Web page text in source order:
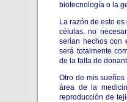
biotecnología o la
La razón de esto
células, no
serian hechos con
será totalmente
de la falta de
Otro de mis
área de la
reproducción de